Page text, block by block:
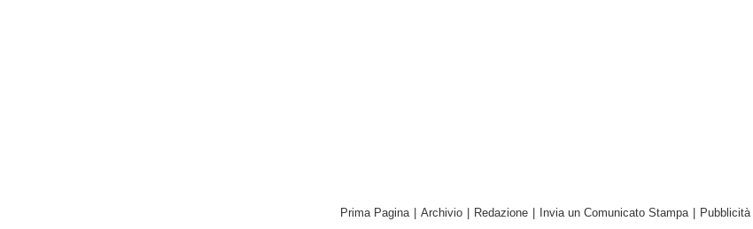
Prima Pagina Archivio Redazione Invia un Comunicato Stampa Pubblicità